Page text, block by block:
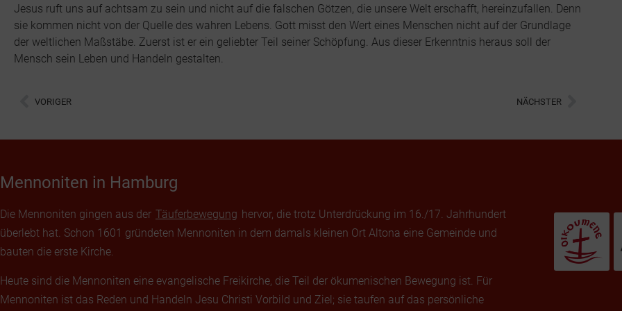
Jesus ruft uns auf achtsam zu sein und nicht auf die falschen Götzen, die unsere Welt erschafft, hereinzufallen. Denn
sie kommen nicht von der Quelle des wahren Lebens. Gott misst den Wert eines Menschen nicht auf der Grundlage
der weltlichen Maßstäbe. Zuerst ist er ein geliebter Teil seiner Schöpfung. Aus dieser Erkenntnis heraus soll der
Mensch sein Leben und Handeln gestalten.
VORIGER NÄCHSTER
Mennoniten in Hamburg
Die Mennoniten gingen aus der Täuferbewegung hervor, die trotz Unterdrückung im 16./17. Jahrhundert
überlebt hat. Schon 1601 gründeten Mennoniten in dem damals kleinen Ort Altona eine Gemeinde und
bauten die erste Kirche.
Heute sind die Mennoniten eine evangelische Freikirche, die Teil der ökumenischen Bewegung ist. Für
Mennoniten ist das Reden und Handeln Jesu Christi Vorbild und Ziel; sie taufen auf das persönliche